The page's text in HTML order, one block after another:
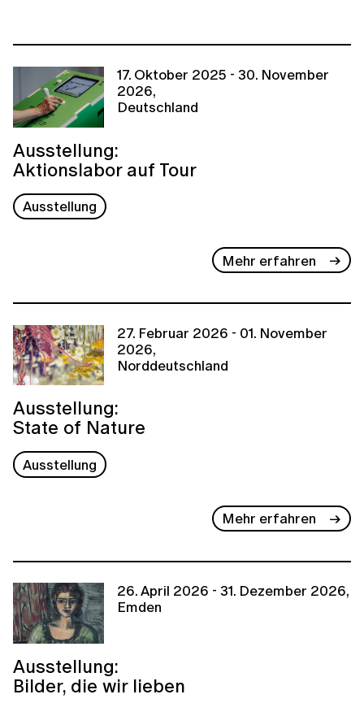
17. Oktober 2025 - 30. November
2026,
Deutschland
Ausstellung:
Aktionslabor auf Tour
Ausstellung
Mehr erfahren
27. Februar 2026 - 01. November
2026,
Norddeutschland
Ausstellung:
State of Nature
Ausstellung
Mehr erfahren
26. April 2026 - 31. Dezember 2026,
Emden
Ausstellung:
Bilder, die wir lieben